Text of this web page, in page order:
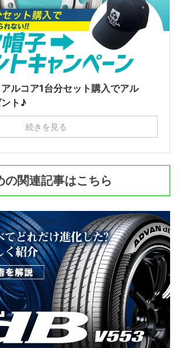
アルコア1台分セット購入でアル
ト♪
続きを見る
の関連記事はこちら